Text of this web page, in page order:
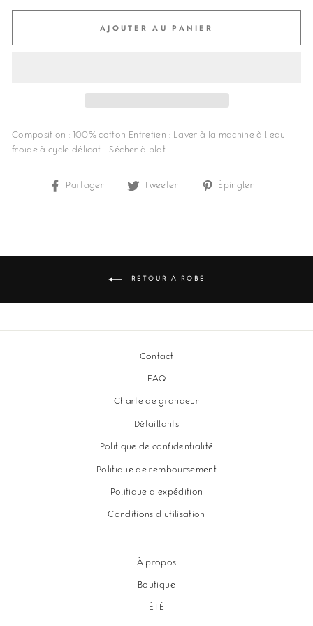
AJOUTER AU PANIER
Composition : 100% cotton Entretien : Laver à la machine à l'eau
froide à cycle délicat - Sécher à plat
Partager
PartagerTweeter
TweeterÉpingler
RETOUR À ROBE
Contact
FAQ
Charte de grandeur
Détaillants
Politique de confidentialité
Politique de remboursement
Politique d'expédition
Conditions d'utilisation
À propos
Boutique
ÉTÉ